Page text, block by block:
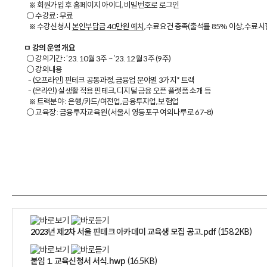
※ 회원가입 후 홈페이지 아이디, 비밀번호로 로그인
○ 수강료 : 무료
※ 수강신청시 본인부담금40만원 예치 , 수료요건 충족(출석률 85% 이상, 수료
ㅁ 강의 운영 개요
○ 강의기간 : ’23. 10월 3주 ~ ’23. 12월 3주 (9주)
○ 강의내용
- (오프라인) 핀테크 공통과정, 금융업 분야별 3가지* 트랙
- (온라인) 실생활 적용 핀테크, 디지털 금융 오픈 플랫폼 소개 등
※ 트랙분야 : 은행/카드/여전업, 금융투자업, 보험업
○ 교육장 : 금융투자교육원 (서울시 영등포구 여의나루로 67-8)
2023년 제2차 서울 핀테크 아카데미 교육생 모집 공고.pdf(158.2KB)
붙임 1. 교육신청서 서식.hwp (16.5KB)